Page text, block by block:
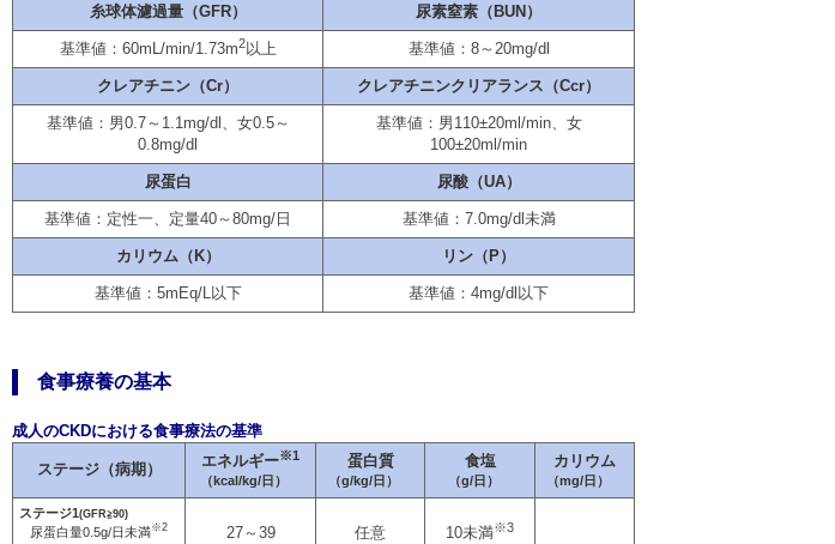
糸球体濾過量（GFR） 尿素窒素（BUN）
基準値：60mL/min/1.73m2以上 基準値：8～20mg/dl
クレアチニン（Cr） クレアチニンクリアランス（Ccr）
基準値：男0.7～1.1mg/dl、女0.5～
0.8mg/dl
基準値：男110±20ml/min、女
100±20ml/min
尿蛋白 尿酸（UA）
基準値：定性一、定量40～80mg/日 基準値：7.0mg/dl未満
カリウム（K） リン（P）
基準値：5mEq/L以下 基準値：4mg/dl以下
食事療養の基本
成人のCKDにおける食事療法の基準
ステージ（病期） エネルギー※1
（kcal/kg/日）
蛋白質
（g/kg/日）
食塩
（g/日）
カリウム
（mg/日）
ステージ1(GFR≧90)
尿蛋白量0.5g/日未満※2 27～39 任意 10未満※3